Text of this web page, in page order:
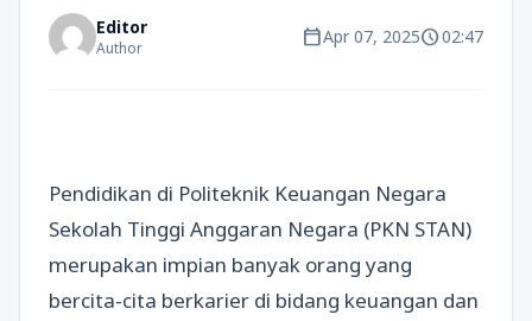
Editor
Author calendar_todayApr 07, 2025schedule02:47
Pendidikan di Politeknik Keuangan Negara
Sekolah Tinggi Anggaran Negara (PKN STAN)
merupakan impian banyak orang yang
bercita-cita berkarier di bidang keuangan dan